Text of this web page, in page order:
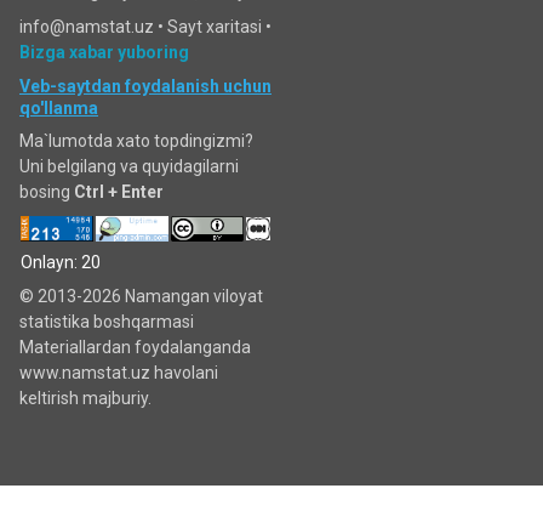
info@namstat.uz • Sayt xaritasi •
Bizga xabar yuboring
Veb-saytdan foydalanish uchun
qo'llanma
Ma`lumotda xato topdingizmi?
Uni belgilang va quyidagilarni
bosing Ctrl + Enter
Onlayn: 20
© 2013-2026 Namangan viloyat
statistika boshqarmasi
Materiallardan foydalanganda
www.namstat.uz havolani
keltirish majburiy.